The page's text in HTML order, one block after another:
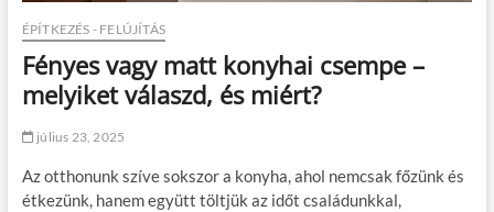
ÉPÍTKEZÉS - FELÚJÍTÁS
Fényes vagy matt konyhai csempe –
melyiket válaszd, és miért?
július 23, 2025
Az otthonunk szíve sokszor a konyha, ahol nemcsak főzünk és
étkezünk, hanem együtt töltjük az időt családunkkal,